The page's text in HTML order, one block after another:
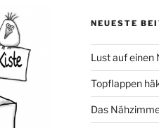
NEUESTE
Lust auf einen
Topflappen
Das